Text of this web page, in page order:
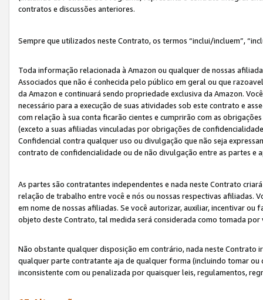
contratos e discussões anteriores.
Sempre que utilizados neste Contrato, os termos “inclui/incluem”,
Toda informação relacionada à Amazon ou qualquer de nossas
Associados que não é conhecida pelo público em geral ou que
da Amazon e continuará sendo propriedade exclusiva da Amazon.
necessário para a execução de suas atividades sob este contrato e
com relação à sua conta ficarão cientes e cumprirão com as
(exceto a suas afiliadas vinculadas por obrigações de
Confidencial contra qualquer uso ou divulgação que não seja
contrato de confidencialidade ou de não divulgação entre as partes e
As partes são contratantes independentes e nada neste Contrato
relação de trabalho entre você e nós ou nossas respectivas afiliadas.
em nome de nossas afiliadas. Se você autorizar, auxiliar, incentivar
objeto deste Contrato, tal medida será considerada como tomada por
Não obstante qualquer disposição em contrário, nada neste
qualquer parte contratante aja de qualquer forma (incluindo tomar ou
inconsistente com ou penalizada por quaisquer leis, regulamentos,